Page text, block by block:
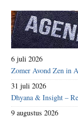
6 juli 2026
Zomer Avond Zen in
31 juli 2026
Dhyana & Insight –
9 augustus 2026